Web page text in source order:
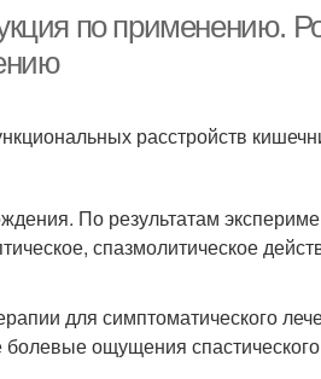
по применению.
расстройств
По результатам
спазмолитическое
для симптоматического
ощущения спастического